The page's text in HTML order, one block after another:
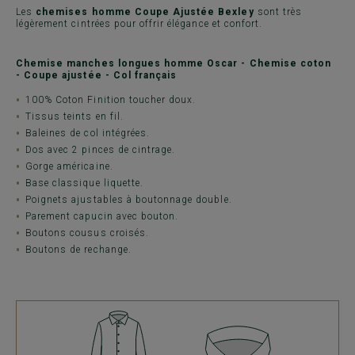
Les chemises homme Coupe Ajustée Bexley sont très
légèrement cintrées pour offrir élégance et confort.
Chemise manches longues homme Oscar - Chemise coton
- Coupe ajustée - Col français
100% Coton Finition toucher doux.
Tissus teints en fil.
Baleines de col intégrées.
Dos avec 2 pinces de cintrage.
Gorge américaine.
Base classique liquette.
Poignets ajustables à boutonnage double.
Parement capucin avec bouton.
Boutons cousus croisés.
Boutons de rechange.